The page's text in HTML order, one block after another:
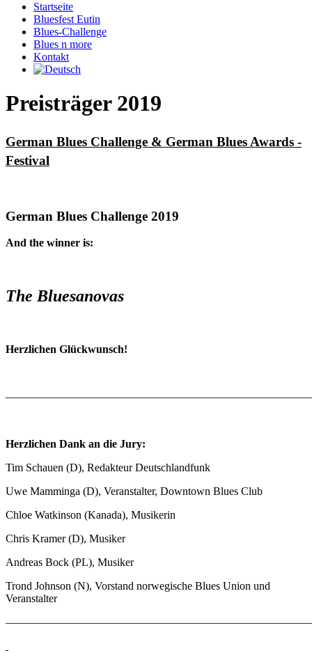
Startseite
Bluesfest Eutin
Blues-Challenge
Blues n more
Kontakt
Preisträger 2019
German Blues Challenge & German Blues Awards -
Festival
German Blues Challenge 2019
And the winner is:
The Bluesanovas
Herzlichen Glückwunsch!
Herzlichen Dank an die Jury:
Tim Schauen (D), Redakteur Deutschlandfunk
Uwe Mamminga (D), Veranstalter, Downtown Blues Club
Chloe Watkinson (Kanada), Musikerin
Chris Kramer (D), Musiker
Andreas Bock (PL), Musiker
Trond Johnson (N), Vorstand norwegische Blues Union und
Veranstalter